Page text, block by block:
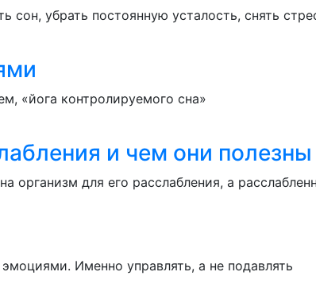
сон, убрать постоянную усталость, снять
«йога контролируемого сна»
и чем они
для его расслабления, а
Именно управлять, а не подавлять